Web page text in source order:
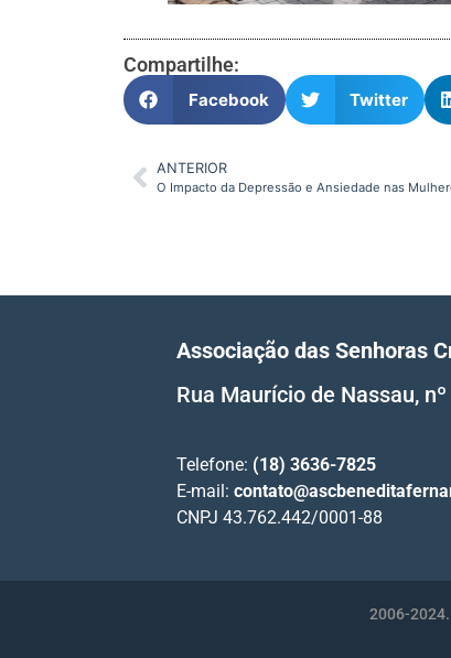
Compartilhe:
Facebook Twitter
ANTERIOR
O Impacto da Depressão e Ansiedade nas
Associação das Senhoras
Rua Maurício de Nassau,
Telefone: (18) 3636-7825
E-mail:
CNPJ 43.762.442/0001-88
2006-2024.